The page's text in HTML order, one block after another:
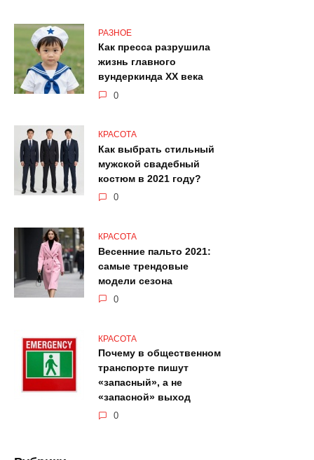
РАЗНОЕ
Как пресса разрушила
жизнь главного
вундеркинда XX века
0
КРАСОТА
Как выбрать стильный
мужской свадебный
костюм в 2021 году?
0
КРАСОТА
Весенние пальто 2021:
самые трендовые
модели сезона
0
КРАСОТА
Почему в общественном
транспорте пишут
«запасный», а не
«запасной» выход
0